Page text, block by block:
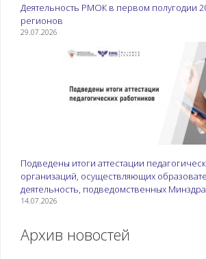
Деятельность РМОК в первом полугодии
регионов
29.07.2026
Подведены итоги аттестации
организаций, осуществляющих
деятельность, подведомственных
14.07.2026
Архив новостей